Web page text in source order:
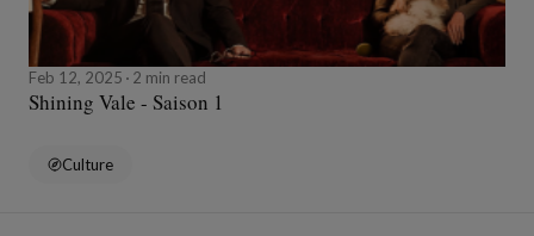
Feb 12, 2025 2 min read
Shining Vale - Saison 1
Culture